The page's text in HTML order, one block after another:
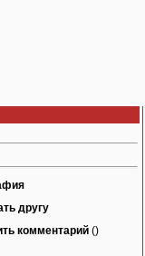
другу
комментарий ()